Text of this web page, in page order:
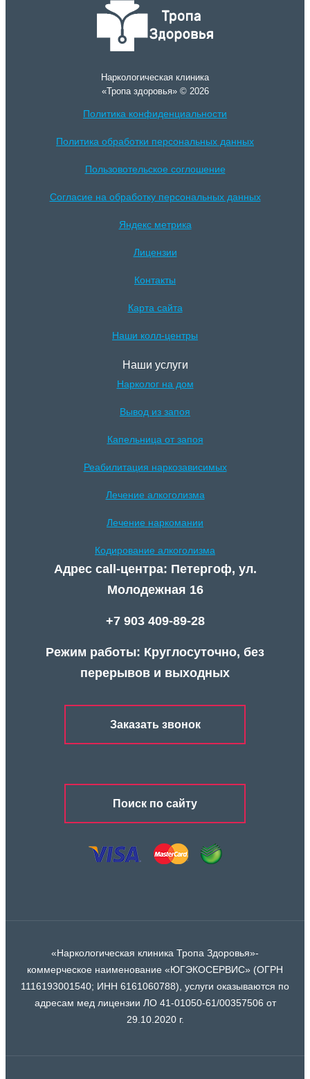
Наркологическая клиника
«Тропа здоровья» © 2026
Политика конфиденциальности
Политика обработки персональных данных
Пользовотельское соглошение
Согласие на обработку персональных данных
Яндекс метрика
Лицензии
Контакты
Карта сайта
Наши колл-центры
Наши услуги
Нарколог на дом
Вывод из запоя
Капельница от запоя
Реабилитация наркозависимых
Лечение алкоголизма
Лечение наркомании
Кодирование алкоголизма
Адрес call-центра: Петергоф, ул.
Молодежная 16
+7 903 409-89-28
Режим работы: Круглосуточно, без
перерывов и выходных
Заказать звонок
Поиск по сайту
«Наркологическая клиника Тропа Здоровья»-
коммерческое наименование «ЮГЭКОСЕРВИС» (ОГРН
1116193001540; ИНН 6161060788), услуги оказываются по
адресам мед лицензии ЛО 41-01050-61/00357506 от
29.10.2020 г.